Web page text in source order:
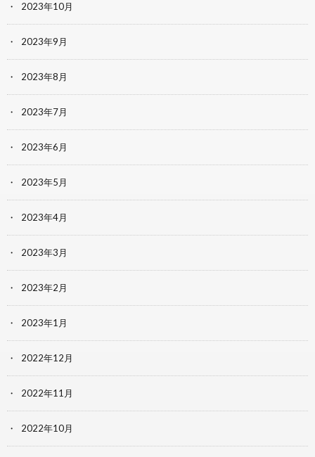
2023年10月
2023年9月
2023年8月
2023年7月
2023年6月
2023年5月
2023年4月
2023年3月
2023年2月
2023年1月
2022年12月
2022年11月
2022年10月